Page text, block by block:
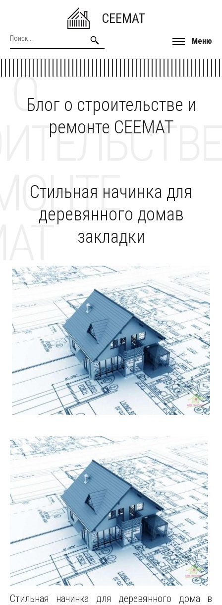
CEEMAT
Меню
Блог о строительстве и
ремонте CEEMAT
О
Стильная начинка для
деревянного домав
закладки
Стильная начинка для деревянного дома в